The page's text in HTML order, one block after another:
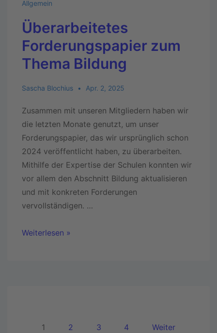
Allgemein
Überarbeitetes
Forderungspapier zum
Thema Bildung
Sascha Blochius Apr. 2, 2025
Zusammen mit unseren Mitgliedern haben wir
die letzten Monate genutzt, um unser
Forderungspapier, das wir ursprünglich schon
2024 veröffentlicht haben, zu überarbeiten.
Mithilfe der Expertise der Schulen konnten wir
vor allem den Abschnitt Bildung aktualisieren
und mit konkreten Forderungen
vervollständigen. …
Weiterlesen »
1 2 3 4 Weiter